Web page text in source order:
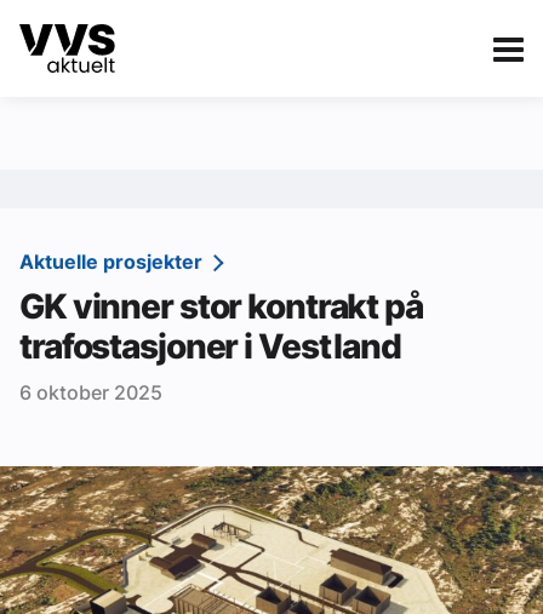
Kategorier
Sanitær
Ventilasjon
Varme og energi
Aktuelle prosjekter
Om VVS Aktuelt
Aktuelle prosjekter
GK vinner stor kontrakt på
trafostasjoner i Vest land
6 oktober 2025